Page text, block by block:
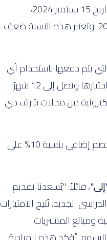
تُقدم الحملة للطلاب وأولياء الأمور مجموعة واسعة من المزايا الحصرية. تتوفر بطاقة "إلى" مُسبقة الدفع للطلاب مجانًا حتى تاريخ 15 سبتمبر 2024،
وسيحصل الطلاب الذين يستخدمونها على استرداد نقدي على مصاريف مقصف المدرسة بنسبة 10% حتى تاريخ 31 ديسمبر 2024. وتعتبر هذه النسبة ضعف
التعليمية التي يتم دفعها باستخدام أي
من بطاقات "إلى" الائتمانية. كما يمكنهم الاستفادة من خيار الدفع المرن لتقسيط الرسوم المدرسية على مدى فترة زمنية يتم اختيارها وتصل إلى 12 شهرًا
من محلات شرف دي
بالإضافة إلى ذلك، يتمتع حاملي بطاقات "إلى" بامتياز حصري وهو خصم بنسبة 20% على المنتجات غير المخفضة في كيبلينج وخصم إضافي بنسبة 10% على
، قائلاً: "يُسعدنا تقديم
الجديد. تُتيح الامتيازات
ومبالغ المشتريات